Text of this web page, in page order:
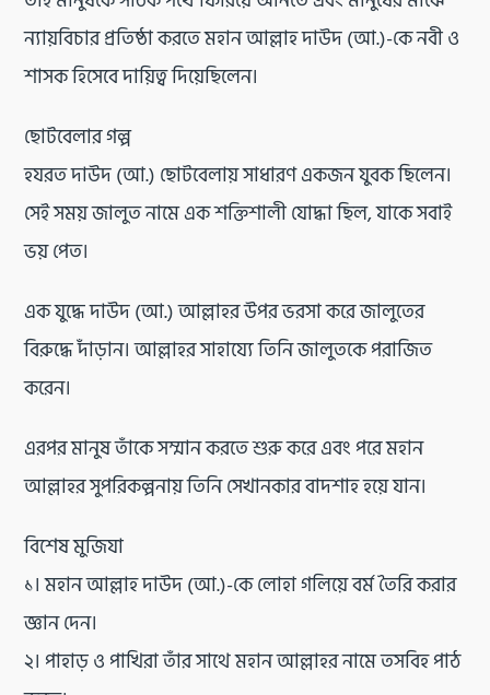
ন্যায়বিচার প্রতিষ্ঠা করতে মহান আল্লাহ দাউদ (আ.)-কে নবী ও
শাসক হিসেবে দায়িত্ব দিয়েছিলেন।
ছোটবেলার গল্প
হযরত দাউদ (আ.) ছোটবেলায় সাধারণ একজন যুবক ছিলেন।
সেই সময় জালুত নামে এক শক্তিশালী যোদ্ধা ছিল, যাকে সবাই
ভয় পেত।
এক যুদ্ধে দাউদ (আ.) আল্লাহর উপর ভরসা করে জালুতের
বিরুদ্ধে দাঁড়ান। আল্লাহর সাহায্যে তিনি জালুতকে পরাজিত
করেন।
এরপর মানুষ তাঁকে সম্মান করতে শুরু করে এবং পরে মহান
আল্লাহর সুপরিকল্পনায় তিনি সেখানকার বাদশাহ হয়ে যান।
বিশেষ মুজিযা
১। মহান আল্লাহ দাউদ (আ.)-কে লোহা গলিয়ে বর্ম তৈরি করার
জ্ঞান দেন।
২। পাহাড় ও পাখিরা তাঁর সাথে মহান আল্লাহর নামে তসবিহ পাঠ